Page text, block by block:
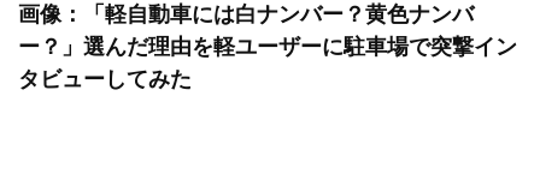
画像：「軽自動車には白ナンバー？黄色ナンバ
ー？」選んだ理由を軽ユーザーに駐車場で突撃イン
タビューしてみた